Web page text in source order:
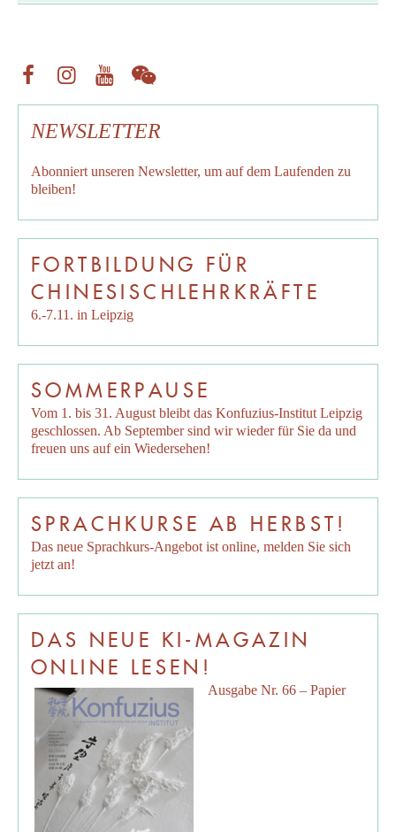
NEWSLETTER
Abonniert unseren Newsletter, um auf dem Laufenden zu
bleiben!
FORTBILDUNG FÜR
CHINESISCHLEHRKRÄFTE
6.-7.11. in Leipzig
SOMMERPAUSE
Vom 1. bis 31. August bleibt das Konfuzius-Institut Leipzig
geschlossen. Ab September sind wir wieder für Sie da und
freuen uns auf ein Wiedersehen!
SPRACHKURSE AB HERBST!
Das neue Sprachkurs-Angebot ist online, melden Sie sich
jetzt an!
DAS NEUE KI-MAGAZIN
ONLINE LESEN!
Ausgabe Nr. 66 – Papier